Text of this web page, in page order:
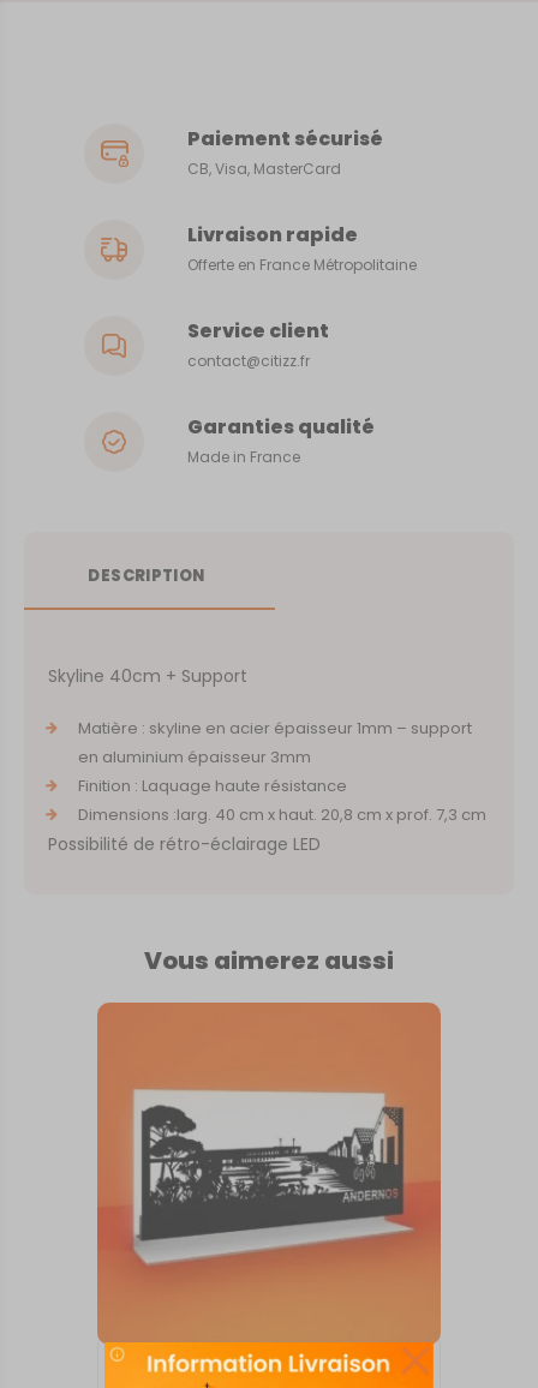
Paiement sécurisé
CB, Visa, MasterCard
Livraison rapide
Offerte en France Métropolitaine
Service client
contact@citizz.fr
Garanties qualité
Made in France
DESCRIPTION
Skyline 40cm + Support
Matière : skyline en acier épaisseur 1mm – support
en aluminium épaisseur 3mm
Finition : Laquage haute résistance
Dimensions :larg. 40 cm x haut. 20,8 cm x prof. 7,3 cm
Possibilité de rétro-éclairage LED
Vous aimerez aussi
SKYLINE SUR SOCLE